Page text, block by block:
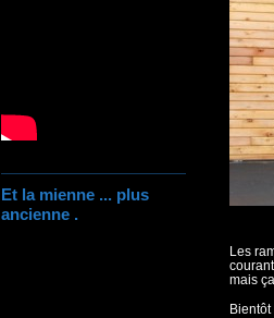
Et la mienne ... plus
ancienne .
Les
mais
Bientôt